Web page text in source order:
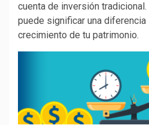
cuenta de inversión
puede significar una diferencia
crecimiento de tu patrimonio.